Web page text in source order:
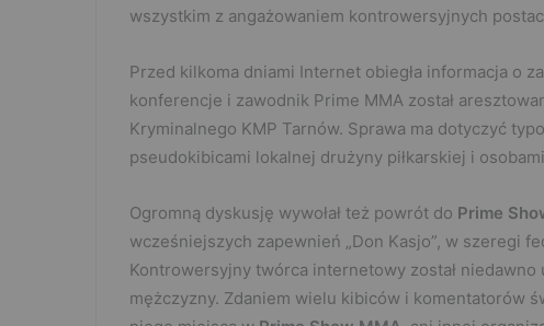
wszystkim z angażowaniem kontrowersyjnych
Przed kilkoma dniami Internet obiegła informacja o
konferencje i zawodnik Prime MMA został
Kryminalnego KMP Tarnów. Sprawa ma dotyczyć
pseudokibicami lokalnej drużyny piłkarskiej i
Ogromną dyskusję wywołał też powrót do Prime
wcześniejszych zapewnień „Don Kasjo”, w szeregi
Kontrowersyjny twórca internetowy został
mężczyzny. Zdaniem wielu kibiców i komentatorów